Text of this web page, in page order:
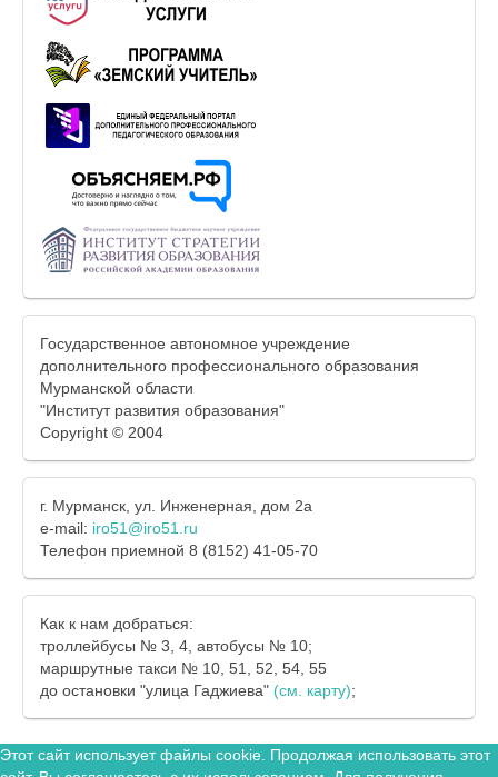
Государственное автономное учреждение
дополнительного профессионального образования
Мурманской области
"Институт развития образования"
Copyright © 2004
г. Мурманск, ул. Инженерная, дом 2а
e-mail: iro51@iro51.ru
Телефон приемной 8 (8152) 41-05-70
Как к нам добраться:
троллейбусы № 3, 4, автобусы № 10;
маршрутные такси № 10, 51, 52, 54, 55
до остановки "улица Гаджиева" (см. карту);
Этот сайт использует файлы cookie. Продолжая использовать этот